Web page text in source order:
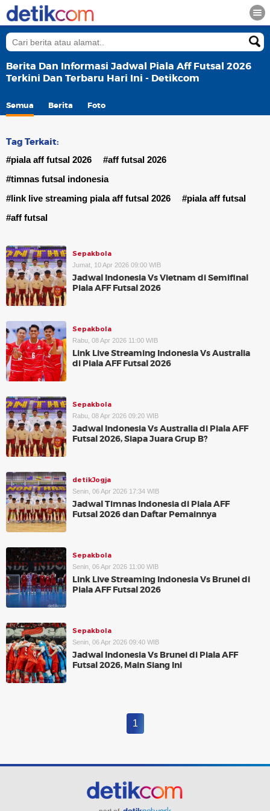
Berita Dan Informasi Jadwal Piala Aff Futsal 2026
Terkini Dan Terbaru Hari Ini - Detikcom
Semua Berita Foto
Tag Terkait:
#piala aff futsal 2026
#aff futsal 2026
#timnas futsal indonesia
#link live streaming piala aff futsal 2026
#piala aff futsal
#aff futsal
Sepakbola
Jumat, 10 Apr 2026 09:00 WIB
Jadwal Indonesia Vs Vietnam di Semifinal
Piala AFF Futsal 2026
Sepakbola
Rabu, 08 Apr 2026 11:00 WIB
Link Live Streaming Indonesia Vs Australia
di Piala AFF Futsal 2026
Sepakbola
Rabu, 08 Apr 2026 09:20 WIB
Jadwal Indonesia Vs Australia di Piala AFF
Futsal 2026, Siapa Juara Grup B?
detikJogja
Senin, 06 Apr 2026 17:34 WIB
Jadwal Timnas Indonesia di Piala AFF
Futsal 2026 dan Daftar Pemainnya
Sepakbola
Senin, 06 Apr 2026 11:00 WIB
Link Live Streaming Indonesia Vs Brunei di
Piala AFF Futsal 2026
Sepakbola
Senin, 06 Apr 2026 09:40 WIB
Jadwal Indonesia Vs Brunei di Piala AFF
Futsal 2026, Main Siang Ini
1